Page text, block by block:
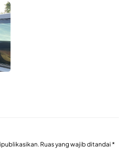
Ruas yang wajib ditandai *